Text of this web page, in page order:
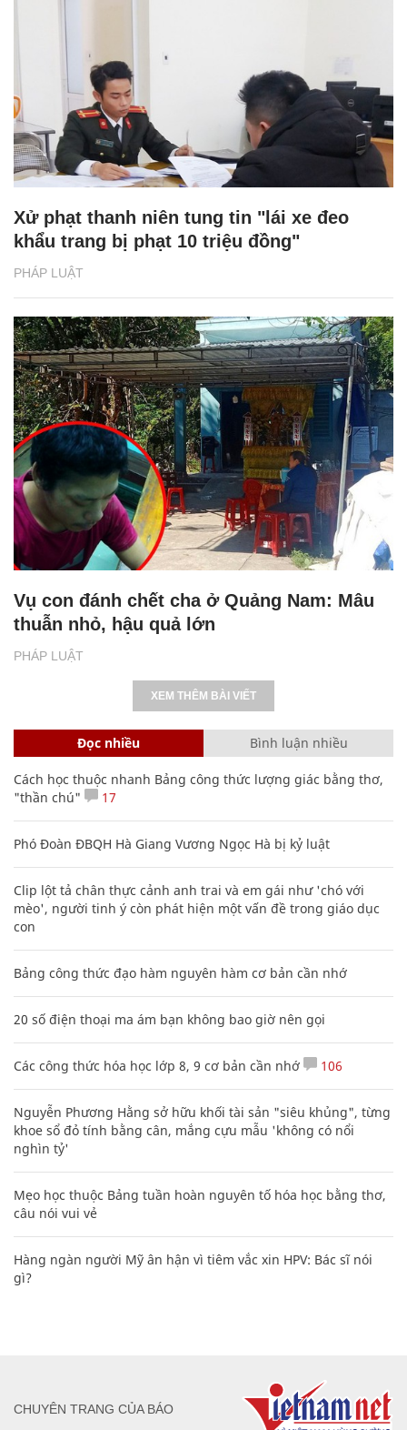
PHÁP LUẬT
Xử phạt thanh niên tung tin "lái xe đeo
khẩu trang bị phạt 10 triệu đồng"
PHÁP LUẬT
Vụ con đánh chết cha ở Quảng Nam: Mâu
thuẫn nhỏ, hậu quả lớn
XEM THÊM BÀI VIẾT
Đọc nhiều Bình luận nhiều
Cách học thuộc nhanh Bảng công thức lượng giác bằng thơ,
"thần chú"
17
Phó Đoàn ĐBQH Hà Giang Vương Ngọc Hà bị kỷ luật
Clip lột tả chân thực cảnh anh trai và em gái như 'chó với
mèo', người tinh ý còn phát hiện một vấn đề trong giáo dục
con
Bảng công thức đạo hàm nguyên hàm cơ bản cần nhớ
20 số điện thoại ma ám bạn không bao giờ nên gọi
Các công thức hóa học lớp 8, 9 cơ bản cần nhớ 106
Nguyễn Phương Hằng sở hữu khối tài sản "siêu khủng", từng
khoe sổ đỏ tính bằng cân, mắng cựu mẫu 'không có nổi
nghìn tỷ'
Mẹo học thuộc Bảng tuần hoàn nguyên tố hóa học bằng thơ,
câu nói vui vẻ
Hàng ngàn người Mỹ ân hận vì tiêm vắc xin HPV: Bác sĩ nói
gì?
CHUYÊN TRANG CỦA BÁO